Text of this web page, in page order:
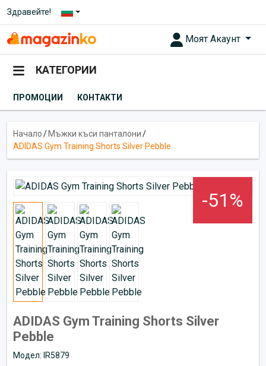
Здравейте!
Моят Акаунт
КАТЕГОРИИ
ПРОМОЦИИ КОНТАКТИ
Начало/ Мъжки къси панталони/
ADIDAS Gym Training Shorts Silver Pebble
-51%
ADIDAS Gym Training Shorts Silver
Pebble
Модел: IR5879